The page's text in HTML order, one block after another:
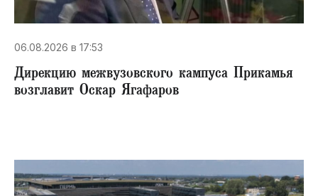
06.08.2026 в 17:53
Дирекцию межвузовского кампуса Прикамья
возглавит Оскар Ягафаров